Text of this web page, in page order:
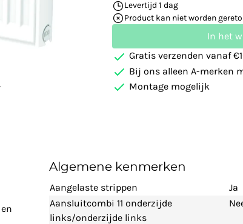
Levertijd 1 dag
Product kan niet worden
In het
Gratis verzenden vanaf
Bij ons alleen A-merken
Montage mogelijk
Algemene kenmerken
Aangelaste strippen
Ja
Aansluitcombi 11 onderzijde
links/onderzijde links